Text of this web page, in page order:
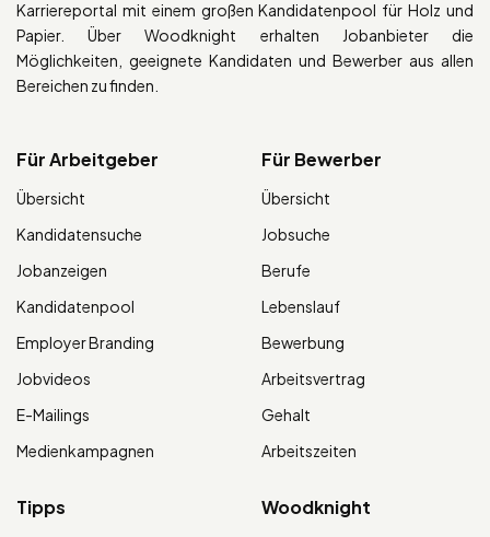
Karriereportal mit einem großen Kandidatenpool für Holz und
Papier. Über Woodknight erhalten Jobanbieter die
Möglichkeiten, geeignete Kandidaten und Bewerber aus allen
Bereichen zu finden.
Für Arbeitgeber
Übersicht
Kandidatensuche
Jobanzeigen
Kandidatenpool
Employer Branding
Jobvideos
E-Mailings
Medienkampagnen
Für Bewerber
Übersicht
Jobsuche
Berufe
Lebenslauf
Bewerbung
Arbeitsvertrag
Gehalt
Arbeitszeiten
Tipps Woodknight